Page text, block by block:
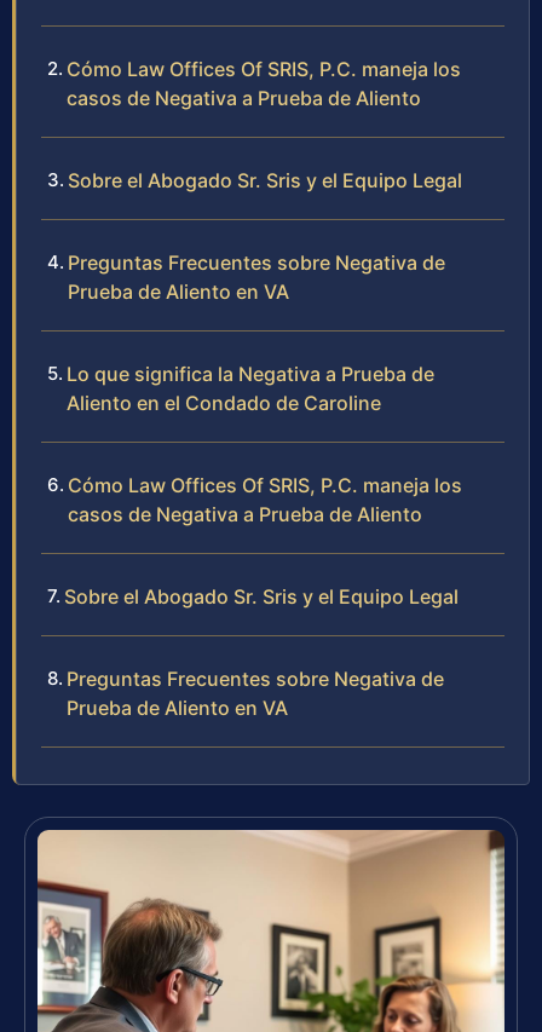
Cómo Law Offices Of SRIS, P.C. maneja los
casos de Negativa a Prueba de Aliento
Sobre el Abogado Sr. Sris y el Equipo Legal
Preguntas Frecuentes sobre Negativa de
Prueba de Aliento en VA
Lo que significa la Negativa a Prueba de
Aliento en el Condado de Caroline
Cómo Law Offices Of SRIS, P.C. maneja los
casos de Negativa a Prueba de Aliento
Sobre el Abogado Sr. Sris y el Equipo Legal
Preguntas Frecuentes sobre Negativa de
Prueba de Aliento en VA